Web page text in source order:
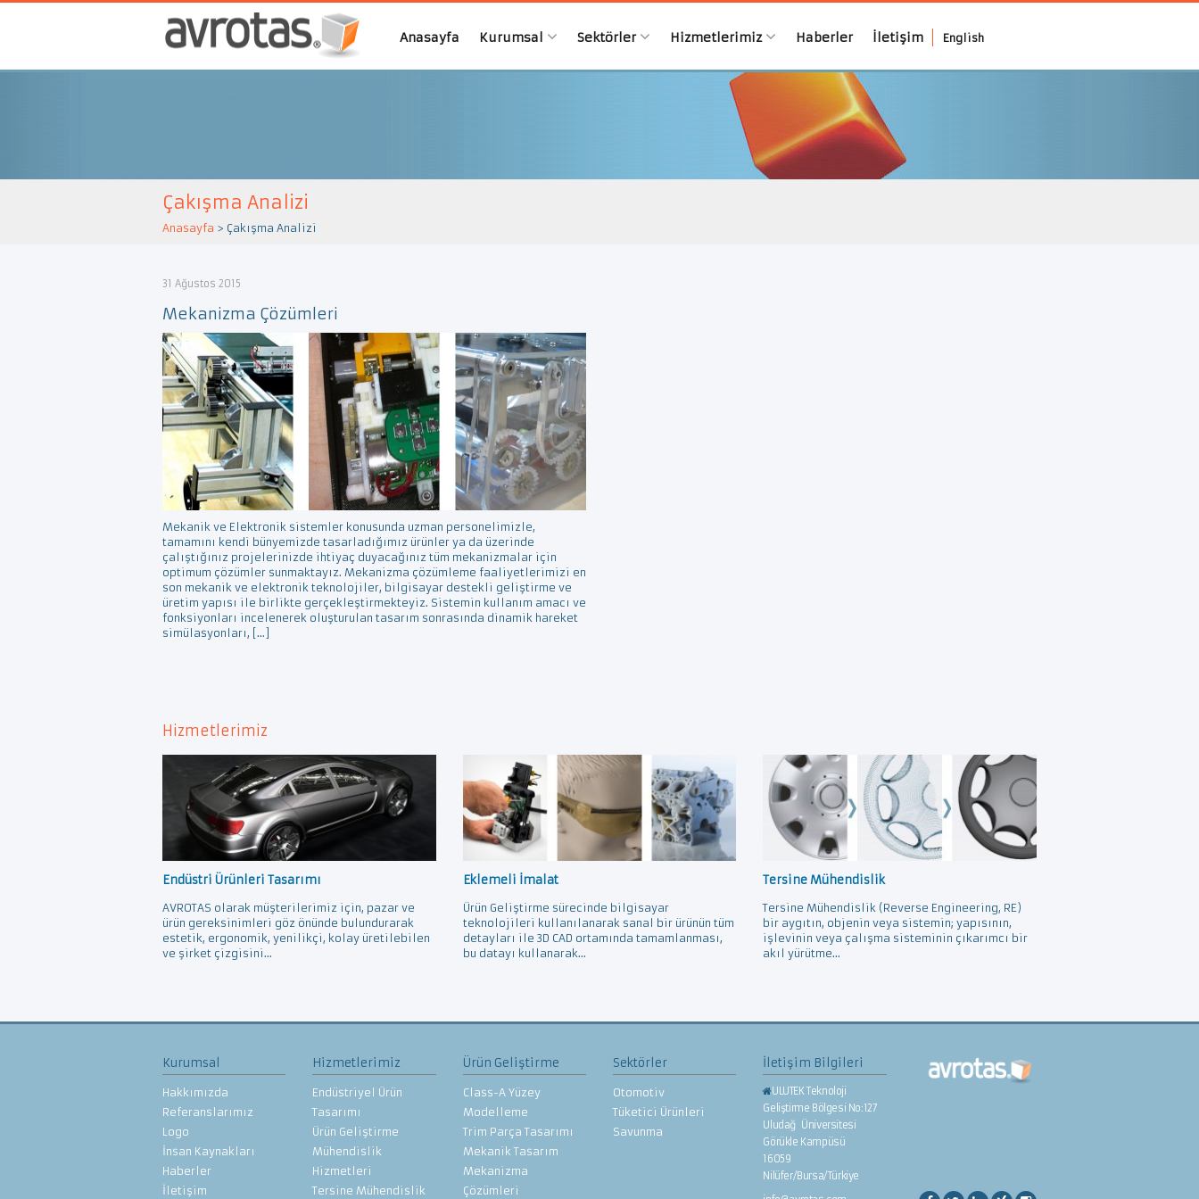
Anasayfa Kurumsal Sektörler Hizmetlerimiz Haberler İletişim English
Çakışma Analizi
Anasayfa > Çakışma Analizi
31 Ağustos 2015
Mekanizma Çözümleri
Mekanik ve Elektronik sistemler konusunda uzman personelimizle,
tamamını kendi bünyemizde tasarladığımız ürünler ya da üzerinde
çalıştığınız projelerinizde ihtiyaç duyacağınız tüm mekanizmalar için
optimum çözümler sunmaktayız. Mekanizma çözümleme faaliyetlerimizi en
son mekanik ve elektronik teknolojiler, bilgisayar destekli geliştirme ve
üretim yapısı ile birlikte gerçekleştirmekteyiz. Sistemin kullanım amacı ve
fonksiyonları incelenerek oluşturulan tasarım sonrasında dinamik hareket
simülasyonları, […]
Hizmetlerimiz
Endüstri Ürünleri Tasarımı
AVROTAS olarak müşterilerimiz için, pazar ve
ürün gereksinimleri göz önünde bulundurarak
estetik, ergonomik, yenilikçi, kolay üretilebilen
ve şirket çizgisini...
Eklemeli İmalat
Ürün Geliştirme sürecinde bilgisayar
teknolojileri kullanılanarak sanal bir ürünün tüm
detayları ile 3D CAD ortamında tamamlanması,
bu datayı kullanarak...
Tersine Mühendislik
Tersine Mühendislik (Reverse Engineering, RE)
bir aygıtın, objenin veya sistemin; yapısının,
işlevinin veya çalışma sisteminin çıkarımcı bir
akıl yürütme...
Kurumsal
Hakkımızda
Referanslarımız
Logo
İnsan Kaynakları
Haberler
İletişim
Hizmetlerimiz
Endüstriyel Ürün
Tasarımı
Ürün Geliştirme
Mühendislik
Hizmetleri
Tersine Mühendislik
Ürün Geliştirme
Class-A Yüzey
Modelleme
Trim Parça Tasarımı
Mekanik Tasarım
Mekanizma
Çözümleri
Sektörler
Otomotiv
Tüketici Ürünleri
Savunma
İletişim Bilgileri
ULUTEK Teknoloji
Geliştirme Bölgesi No:127
Uludağ Üniversitesi
Görükle Kampüsü
16059
Nilüfer/Bursa/Türkiye